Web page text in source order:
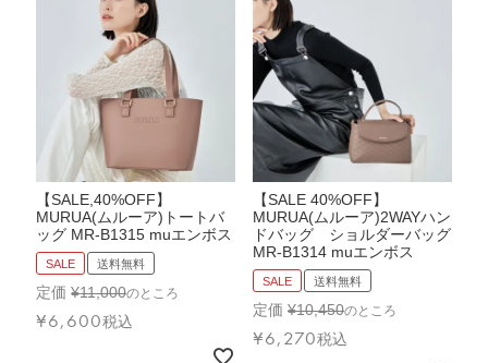
【SALE,40%OFF】
MURUA(ムルーア)トートバ
ッグ MR-B1315 muエンボス
SALE 送料無料
定価 ¥11,000のところ
¥6,600税込
【SALE 40%OFF】
MURUA(ムルーア)2WAYハン
ドバッグ ショルダーバッグ
MR-B1314 muエンボス
SALE 送料無料
定価 ¥10,450のところ
¥6,270税込